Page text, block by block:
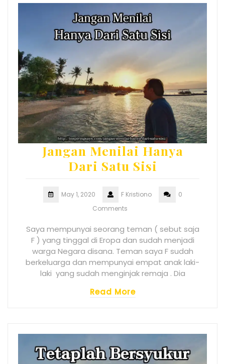
Jangan Menilai Hanya
Dari Satu Sisi
May 1, 2020 F Kristiono
0
Comments
Saya mempunyai seorang teman ( sebut saja
F ) yang tinggal di Eropa dan sudah menjadi
warga Negara disana. Teman saya F sudah
berkeluarga dan mempunyai empat anak laki-
laki yang sudah menginjak remaja . Dia
Read More